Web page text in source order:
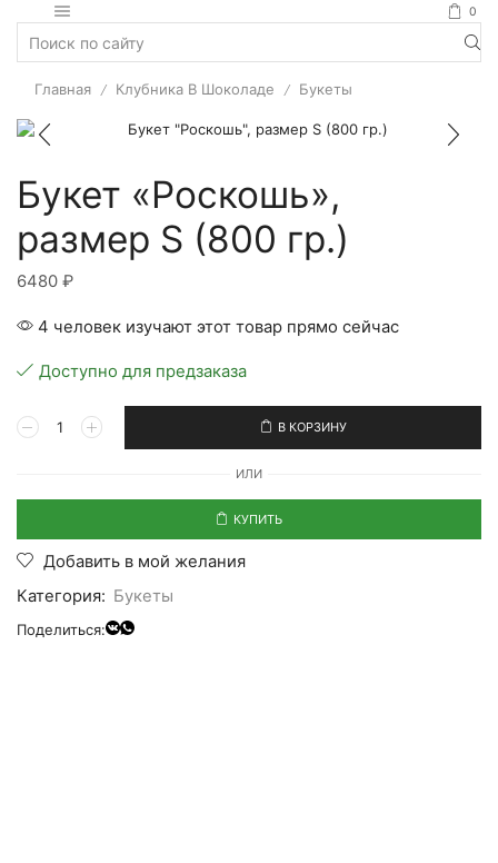
0
Главная / Клубника В Шоколаде / Букеты
Букет «Роскошь»,
размер S (800 гр.)
6480 ₽
4 человек изучают этот товар прямо сейчас
Доступно для предзаказа
В КОРЗИНУ
ИЛИ
КУПИТЬ
Добавить в мой желания
Категория: Букеты
Поделиться: